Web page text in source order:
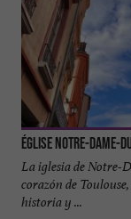
Église Notre-Dame-
La iglesia de Notre-
corazón de
historia y ...